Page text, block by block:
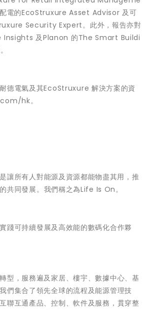
電的EcoStruxure Asset Advisor 及可
Security Expert。此外，報告亦對
Insights 及Planon 的The Smart Buildi
德電氣及其EcoStruxure 解決方案的資
hk。
讓所有人對能源及資源都能物盡其用，推
共同發展。我們稱之為Life Is On。
實踐可持續發展及高效能的數碼化合作夥
型，服務遍及家居、樓宇、數據中心、基
們集合了領先全球的流程及能源管理技
聯互通產品、控制、軟件及服務，貫穿整